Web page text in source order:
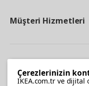
Müşteri Hizmetleri
Çerezlerinizin
IKEA.com.tr ve dijital